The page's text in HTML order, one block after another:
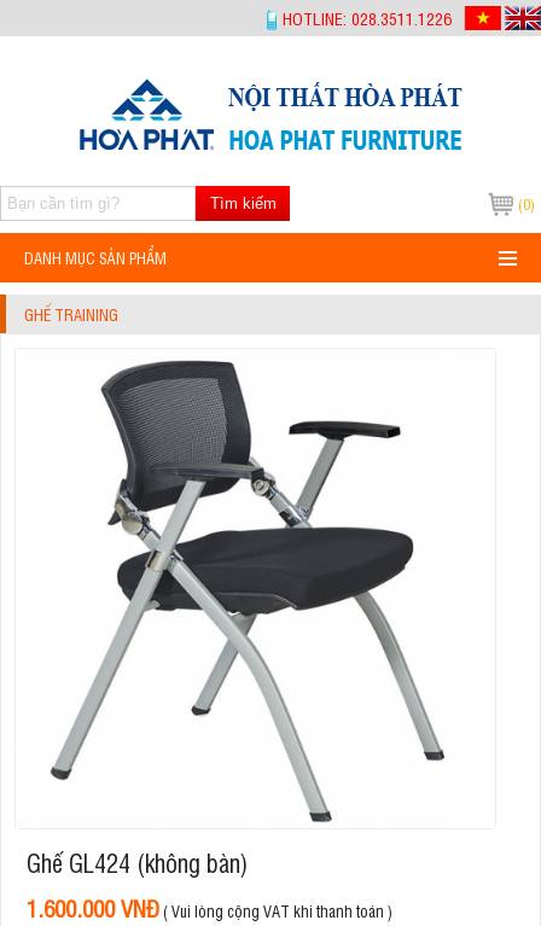
HOTLINE: 028.3511.1226
(0)
Tìm kiếm
DANH MỤC SẢN PHẨM
GHẾ TRAINING
Ghế GL424 (không bàn)
1.600.000 VNĐ( Vui lòng cộng VAT khi thanh toán )